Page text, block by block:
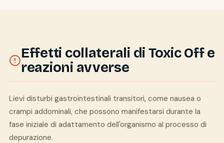
Effetti collaterali di Toxic Off e
reazioni avverse
Lievi disturbi gastrointestinali transitori, come nausea o
crampi addominali, che possono manifestarsi durante la
fase iniziale di adattamento dell'organismo al processo di
depurazione.